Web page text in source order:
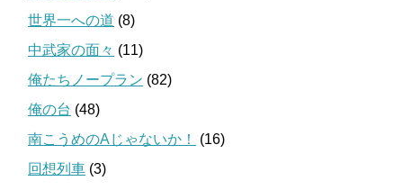
世界一への道 (8)
中武家の面々 (11)
俺たちノープラン (82)
俺の台 (48)
南こうめのAじゃないか！
(16)
回想列車 (3)